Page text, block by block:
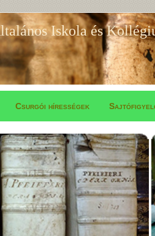
Iskola és
Csurgói hírességek